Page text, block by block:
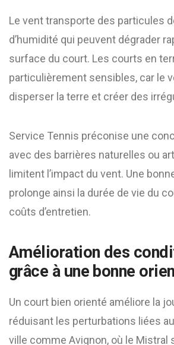
Le vent transporte des particules
d’humidité qui peuvent dégrader
surface du court. Les courts en
particulièrement sensibles, car le
disperser la terre et créer des
Service Tennis préconise une
avec des barrières naturelles ou
limitent l’impact du vent. Une
prolonge ainsi la durée de vie du
coûts d’entretien.
Amélioration des
grâce à une bonne
Un court bien orienté améliore la
réduisant les perturbations liées
ville comme Avignon, où le Mistral